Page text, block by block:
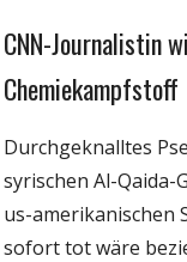
Gesellschaft
Medien
Wissenschaft
CNN-Journalistin
Chemiekampfstoff
Durchgeknalltes
syrischen Al-Qaida-
us-amerikanischen
sofort tot wäre